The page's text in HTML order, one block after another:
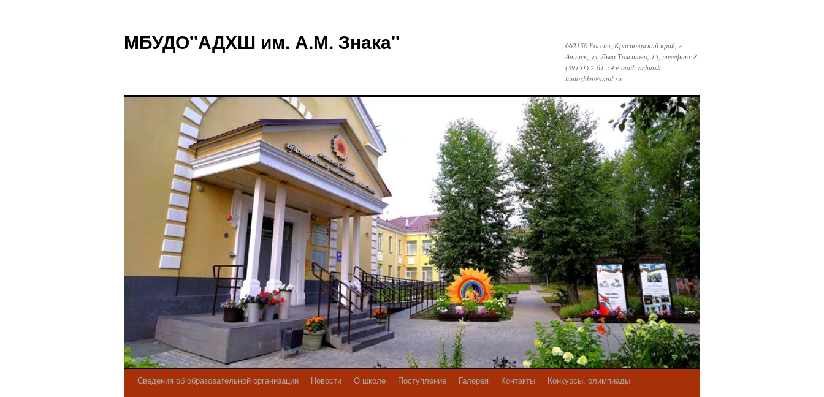
содержимому
МБУДО"АДХШ им. А.М. Знака"
662150 Россия, Красноярский край, г.
Ачинск, ул. Льва Толстого, 15, тел/факс 8
(39151) 2-61-59 e-mail: achinsk-
hudozhka@mail.ru
Сведения об образовательной организации Новости О школе Поступление Галерея Контакты
Конкурсы, олимпиады